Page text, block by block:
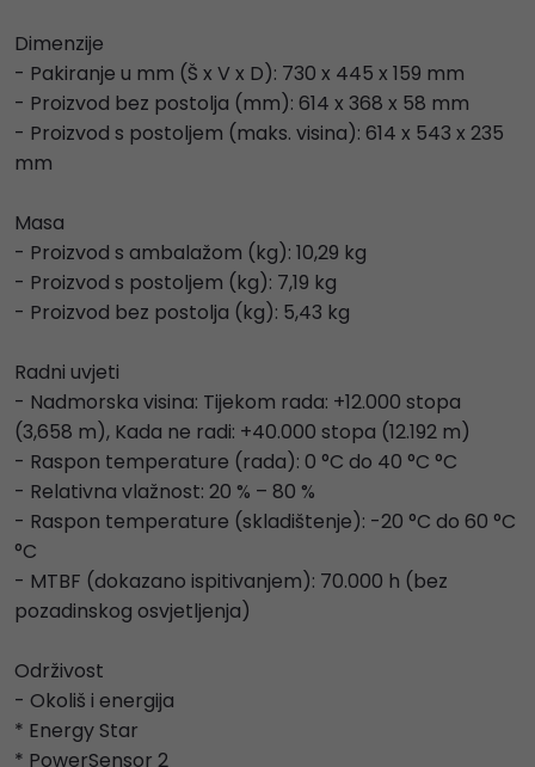
Dimenzije
- Pakiranje u mm (Š x V x D): 730 x 445 x 159 mm
- Proizvod bez postolja (mm): 614 x 368 x 58 mm
- Proizvod s postoljem (maks. visina): 614 x 543 x 235
mm
Masa
- Proizvod s ambalažom (kg): 10,29 kg
- Proizvod s postoljem (kg): 7,19 kg
- Proizvod bez postolja (kg): 5,43 kg
Radni uvjeti
- Nadmorska visina: Tijekom rada: +12.000 stopa
(3,658 m), Kada ne radi: +40.000 stopa (12.192 m)
- Raspon temperature (rada): 0 °C do 40 °C °C
- Relativna vlažnost: 20 % – 80 %
- Raspon temperature (skladištenje): -20 °C do 60 °C
°C
- MTBF (dokazano ispitivanjem): 70.000 h (bez
pozadinskog osvjetljenja)
Održivost
- Okoliš i energija
* Energy Star
* PowerSensor 2